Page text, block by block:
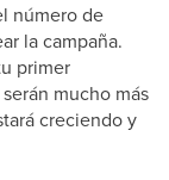
número de
la campaña.
primer
mucho más
creciendo y